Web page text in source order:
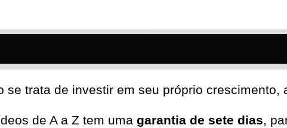
se trata de investir em seu próprio crescimento,
de A a Z tem uma garantia de sete dias,